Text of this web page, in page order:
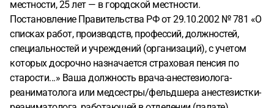
местности, 25 лет — в городской местности.
Постановление Правительства РФ от 29.10.2002 № 781 «О
списках работ, производств, профессий, должностей,
специальностей и учреждений (организаций), с учетом
которых досрочно назначается страховая пенсия по
старости...» Ваша должность врача-анестезиолога-
реаниматолога или медсестры/фельдшера анестезистки-